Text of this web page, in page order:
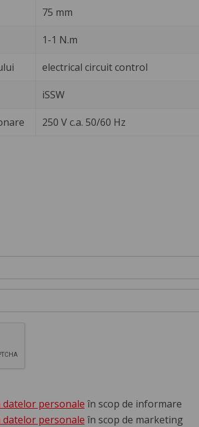
75 mm
1-1 N.m
electrical circuit control
iSSW
250 V c.a. 50/60 Hz
personale în scop de informare
personale în scop de marketing